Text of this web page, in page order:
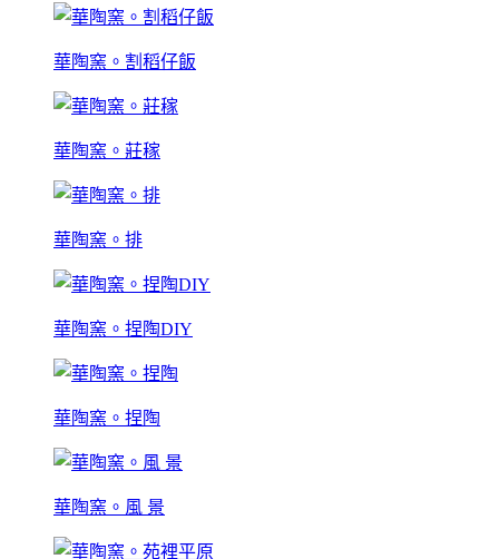
華陶窯。割稻仔飯
華陶窯。莊稼
華陶窯。排
華陶窯。捏陶DIY
華陶窯。捏陶
華陶窯。風 景